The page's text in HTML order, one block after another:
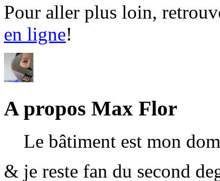
Pour aller plus loin,
en ligne!
A propos Max Flor
Le bâtiment est mon
& je reste fan du second